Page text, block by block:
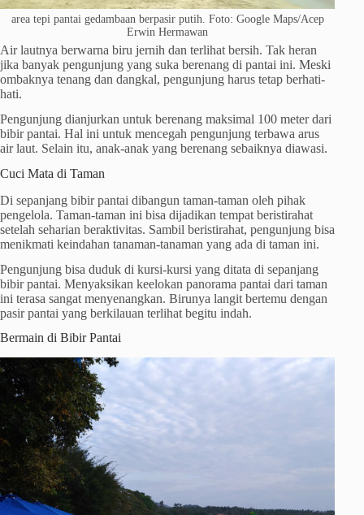
area tepi pantai gedambaan berpasir putih. Foto: Google Maps/Acep
Erwin Hermawan
Air lautnya berwarna biru jernih dan terlihat bersih. Tak heran
jika banyak pengunjung yang suka berenang di pantai ini. Meski
ombaknya tenang dan dangkal, pengunjung harus tetap berhati-
hati.
Pengunjung dianjurkan untuk berenang maksimal 100 meter dari
bibir pantai. Hal ini untuk mencegah pengunjung terbawa arus
air laut. Selain itu, anak-anak yang berenang sebaiknya diawasi.
Cuci Mata di Taman
Di sepanjang bibir pantai dibangun taman-taman oleh pihak
pengelola. Taman-taman ini bisa dijadikan tempat beristirahat
setelah seharian beraktivitas. Sambil beristirahat, pengunjung bisa
menikmati keindahan tanaman-tanaman yang ada di taman ini.
Pengunjung bisa duduk di kursi-kursi yang ditata di sepanjang
bibir pantai. Menyaksikan keelokan panorama pantai dari taman
ini terasa sangat menyenangkan. Birunya langit bertemu dengan
pasir pantai yang berkilauan terlihat begitu indah.
Bermain di Bibir Pantai